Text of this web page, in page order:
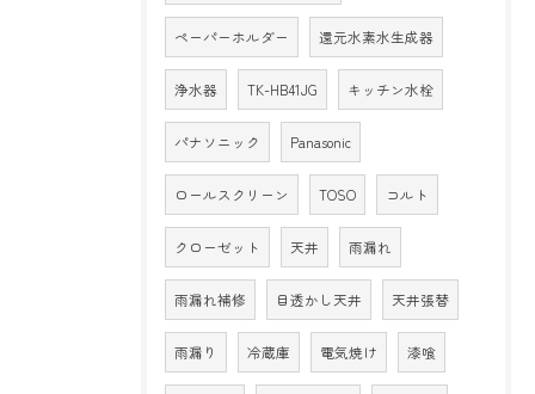
ペーパーホルダー 還元水素水生成器
浄水器 TK-HB41JG キッチン水栓
パナソニック Panasonic
ロールスクリーン TOSO コルト
クローゼット 天井 雨漏れ
雨漏れ補修 目透かし天井 天井張替
雨漏り 冷蔵庫 電気焼け 漆喰